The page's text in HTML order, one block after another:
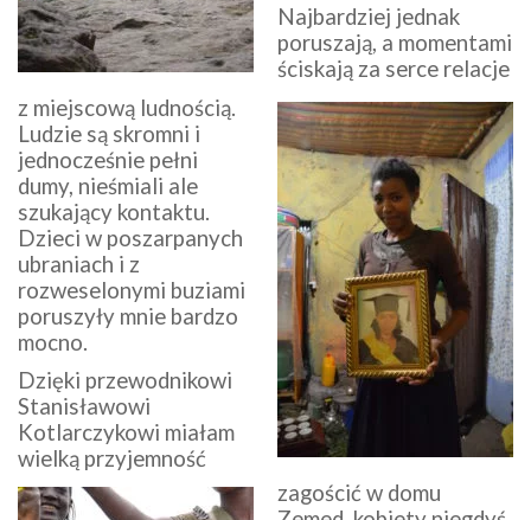
Najbardziej jednak
poruszają, a momentami
ściskają za serce relacje
z miejscową ludnością.
Ludzie są skromni i
jednocześnie pełni
dumy, nieśmiali ale
szukający kontaktu.
Dzieci w poszarpanych
ubraniach i z
rozweselonymi buziami
poruszyły mnie bardzo
mocno.
Dzięki przewodnikowi
Stanisławowi
Kotlarczykowi miałam
wielką przyjemność
zagościć w domu